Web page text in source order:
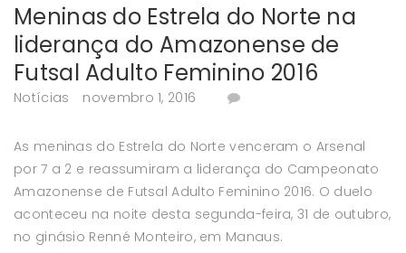
Meninas do Estrela do Norte na
liderança do Amazonense de
Futsal Adulto Feminino 2016
Notícias novembro 1, 2016
As meninas do Estrela do Norte venceram o Arsenal
por 7 a 2 e reassumiram a liderança do Campeonato
Amazonense de Futsal Adulto Feminino 2016. O duelo
aconteceu na noite desta segunda-feira, 31 de outubro,
no ginásio Renné Monteiro, em Manaus.